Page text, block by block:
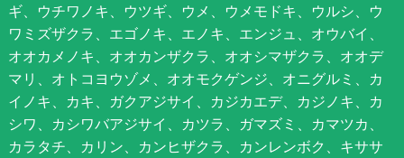
ギ、ウチワノキ、ウツギ、ウメ、ウメモドキ、ウルシ、ウ
ワミズザクラ、エゴノキ、エノキ、エンジュ、オウバイ、
オオカメノキ、オオカンザクラ、オオシマザクラ、オオデ
マリ、オトコヨウゾメ、オオモクゲンジ、オニグルミ、カ
イノキ、カキ、ガクアジサイ、カジカエデ、カジノキ、カ
シワ、カシワバアジサイ、カツラ、ガマズミ、カマツカ、
カラタチ、カリン、カンヒザクラ、カンレンボク、キササ